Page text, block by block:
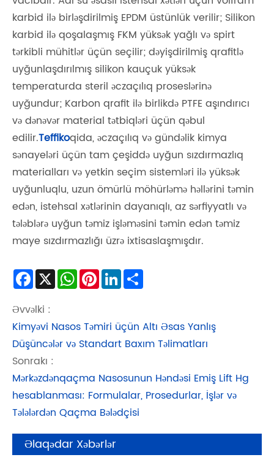
karbid ilə birləşdirilmiş EPDM üstünlük verilir; Silikon
karbid ilə qoşalaşmış FKM yüksək yağlı və spirt
tərkibli mühitlər üçün seçilir; dəyişdirilmiş qrafitlə
uyğunlaşdırılmış silikon kauçuk yüksək
temperaturda steril əczaçılıq proseslərinə
uyğundur; Karbon qrafit ilə birlikdə PTFE aşındırıcı
və dənəvər material tətbiqləri üçün qəbul
edilir.Teffikoqida, əczaçılıq və gündəlik kimya
sənayeləri üçün tam çeşiddə uyğun sızdırmazlıq
materialları və yetkin seçim sistemləri ilə yüksək
uyğunluqlu, uzun ömürlü möhürləmə həllərini təmin
edən, istehsal xətlərinin dayanıqlı, az sərfiyyatlı və
tələblərə uyğun təmiz işləməsini təmin edən təmiz
maye sızdırmazlığı üzrə ixtisaslaşmışdır.
Facebook
X WhatsApp
Pinterest
LinkedIn
Əvvəlki :
Kimyəvi Nasos Təmiri üçün Altı Əsas Yanlış
Düşüncələr və Standart Baxım Təlimatları
Sonrakı :
Mərkəzdənqaçma Nasosunun Həndəsi Emiş Lift Hg
hesablanması: Formulalar, Prosedurlar, İşlər və
Tələlərdən Qaçma Bələdçisi
Əlaqədar Xəbərlər